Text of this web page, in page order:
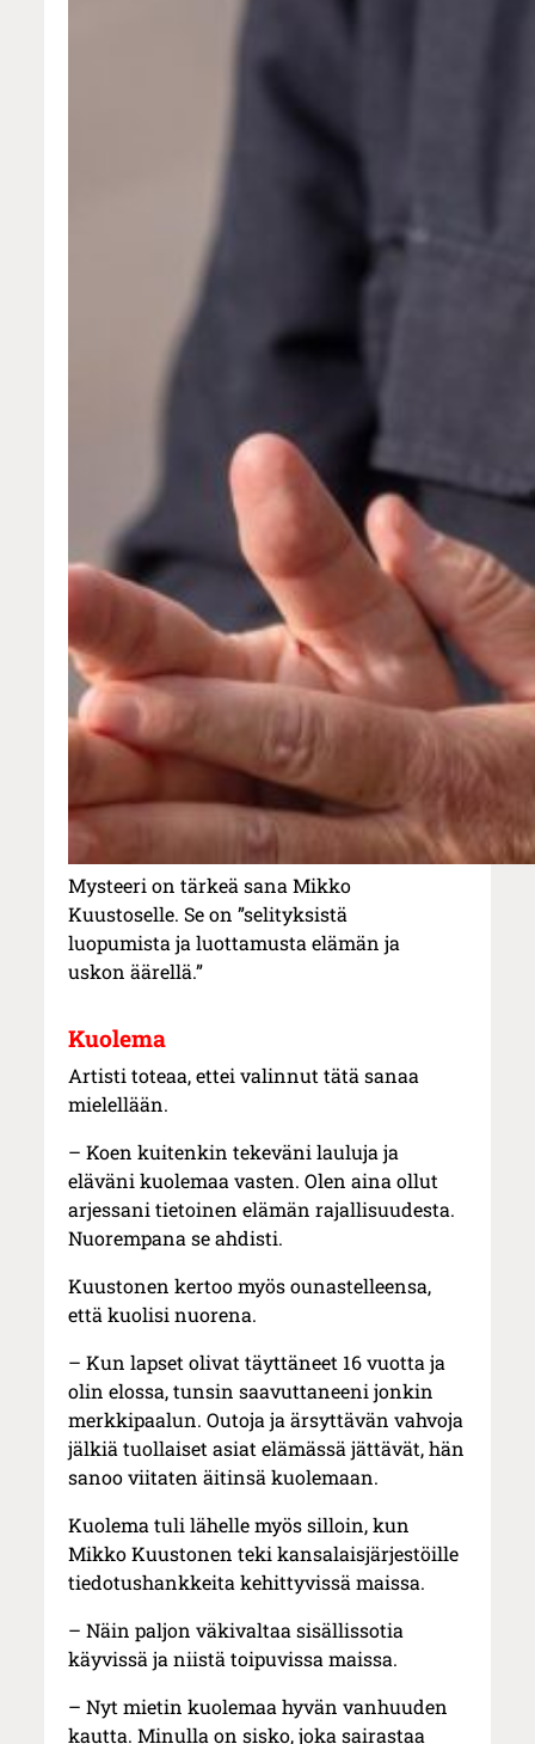
Mysteeri on tärkeä sana Mikko
Kuustoselle. Se on ”selityksistä
luopumista ja luottamusta elämän ja
uskon äärellä.”
Kuolema
Artisti toteaa, ettei valinnut tätä sanaa
mielellään.
– Koen kuitenkin tekeväni lauluja ja
eläväni kuolemaa vasten. Olen aina ollut
arjessani tietoinen elämän rajallisuudesta.
Nuorempana se ahdisti.
Kuustonen kertoo myös ounastelleensa,
että kuolisi nuorena.
– Kun lapset olivat täyttäneet 16 vuotta ja
olin elossa, tunsin saavuttaneeni jonkin
merkkipaalun. Outoja ja ärsyttävän vahvoja
jälkiä tuollaiset asiat elämässä jättävät, hän
sanoo viitaten äitinsä kuolemaan.
Kuolema tuli lähelle myös silloin, kun
Mikko Kuustonen teki kansalaisjärjestöille
tiedotushankkeita kehittyvissä maissa.
– Näin paljon väkivaltaa sisällissotia
käyvissä ja niistä toipuvissa maissa.
– Nyt mietin kuolemaa hyvän vanhuuden
kautta. Minulla on sisko, joka sairastaa